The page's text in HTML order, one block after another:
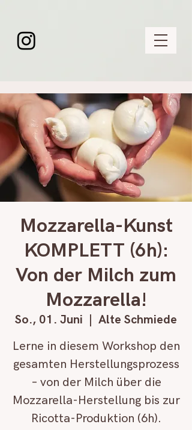
Mozzarella-Kunst
KOMPLETT (6h):
Von der Milch zum
Mozzarella!
So., 01. Juni
Alte Schmiede
Lerne in diesem Workshop den
gesamten Herstellungsprozess
– von der Milch über die
Mozzarella-Herstellung bis zur
Ricotta-Produktion (6h).